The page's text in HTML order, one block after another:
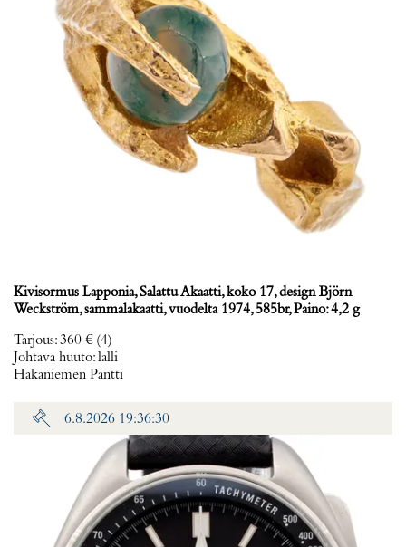
Kivisormus Lapponia, Salattu Akaatti, koko 17, design Björn
Weckström, sammalakaatti, vuodelta 1974, 585br, Paino: 4,2 g
Tarjous:360 € (4)
Johtava huuto:lalli
Hakaniemen Pantti
6.8.2026 19:36:30